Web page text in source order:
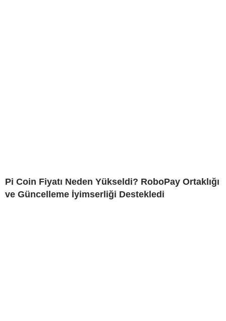
Pi Coin Fiyatı Neden Yükseldi? RoboPay Ortaklığı
ve Güncelleme İyimserliği Destekledi